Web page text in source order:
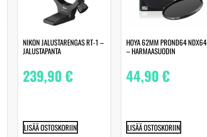
NIKON JALUSTARENGAS RT-1 –
JALUSTAPANTA
239,90€
LISÄÄ OSTOSKORIIN
HOYA 62MM PROND64 NDX64
– HARMAASUODIN
44,90€
LISÄÄ OSTOSKORIIN